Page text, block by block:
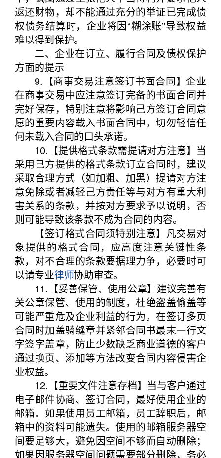
返还财物，却不能通过充分的举证已完成债
权债务结算时，企业将因“糊涂账”导致权益
难以得到保护。
二、企业在订立、履行合同及债权保护
方面的提示
9.【商事交易注意签订书面合同】企业
在商事交易中应注意签订完备的书面合同并
完好保存，特别注意将影响己方签订合同意
愿的重要内容载入书面合同中，切勿轻信任
何未载入合同的口头承诺。
10.【提供格式条款需提请对方注意】当
采用己方提供的格式条款订立合同时，建议
采取合理方式（如加粗、加黑）提请对方注
意免除或者减轻己方责任等与对方有重大利
害关系的条款，并按对方要求予以说明，否
则可能导致该条款不成为合同的内容。
【签订格式合同须特别注意】凡交易对
象提供的格式合同，应高度注意关键性条
款，对不合理的条款要据理力争，必要时可
以请专业律师协助审查。
11.【妥善保管、使用公章】建议完善有
关公章保管、使用的制度，杜绝盗盖偷盖等
可能严重危及企业利益的行为。在签订多页
合同时加盖骑缝章并紧邻合同书最末一行文
字签字盖章，防止少数缺乏商业道德的客户
通过换页、添加等方法改变合同内容侵害企
业权益。
12.【重要文件注意存档】当与客户通过
电子邮件协商、签订合同，最好使用企业的
邮箱。如果使用员工邮箱，员工辞职后，邮
箱中的资料可能遗失。使用的邮箱服务器空
间要足够大，避免因空间不够而自动删除；
如果因服务器空间问题需要部分删除，务必